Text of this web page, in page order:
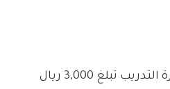
– مكافأة شهرية خلال فترة التدريب تبلغ 3,000 ريال